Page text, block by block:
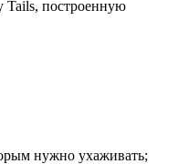
Tails, построенную
нужно ухаживать;